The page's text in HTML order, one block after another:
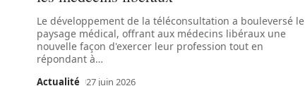
Le développement de la téléconsultation a bouleversé le
paysage médical, offrant aux médecins libéraux une
nouvelle façon d'exercer leur profession tout en
répondant à…
Actualité 27 juin 2026